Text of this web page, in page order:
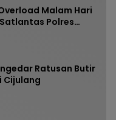
Malam Hari
Polres
Keselamatan
Ratusan Butir
Cijulang